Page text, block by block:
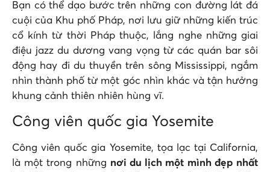
Bạn có thể dạo bước trên những con đường lát đá
cuội của Khu phố Pháp, nơi lưu giữ những kiến trúc
cổ kính từ thời Pháp thuộc, lắng nghe những giai
điệu jazz du dương vang vọng từ các quán bar sôi
động hay đi du thuyền trên sông Mississippi, ngắm
nhìn thành phố từ một góc nhìn khác và tận hưởng
khung cảnh thiên nhiên hùng vĩ.
Công viên quốc gia Yosemite
Công viên quốc gia Yosemite, tọa lạc tại California,
là một trong những nơi du lịch một mình đẹp nhất